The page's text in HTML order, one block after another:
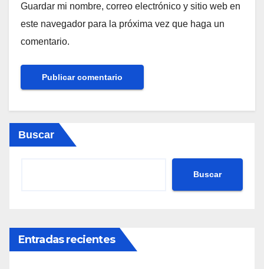
Guardar mi nombre, correo electrónico y sitio web en
este navegador para la próxima vez que haga un
comentario.
Buscar
Buscar
Entradas recientes